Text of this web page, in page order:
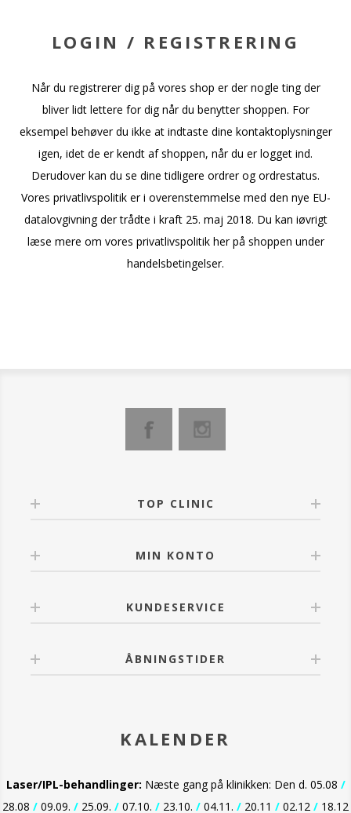
LOGIN / REGISTRERING
Når du registrerer dig på vores shop er der nogle ting der
bliver lidt lettere for dig når du benytter shoppen. For
eksempel behøver du ikke at indtaste dine kontaktoplysninger
igen, idet de er kendt af shoppen, når du er logget ind.
Derudover kan du se dine tidligere ordrer og ordrestatus.
Vores privatlivspolitik er i overenstemmelse med den nye EU-
datalovgivning der trådte i kraft 25. maj 2018. Du kan iøvrigt
læse mere om vores privatlivspolitik her på shoppen under
handelsbetingelser.
TOP CLINIC
MIN KONTO
KUNDESERVICE
ÅBNINGSTIDER
KALENDER
Laser/IPL-behandlinger: Næste gang på klinikken: Den d. 05.08 /
28.08 / 09.09. / 25.09. / 07.10. / 23.10. / 04.11. / 20.11 / 02.12 / 18.12